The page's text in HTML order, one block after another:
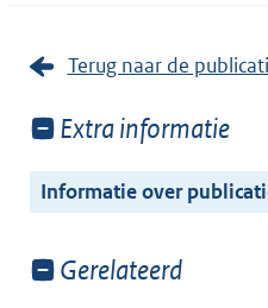
Terug naar de
Toon
van:
Extra informatie
Informatie over
Toon
Gerelateerd